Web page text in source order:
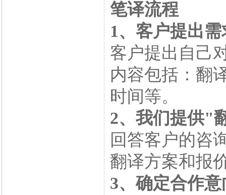
笔译流程
1、客户提出需
客户提出自己
内容包括：翻
时间等。
2、我们提供"
回答客户的咨
翻译方案和报
3、确定合作意